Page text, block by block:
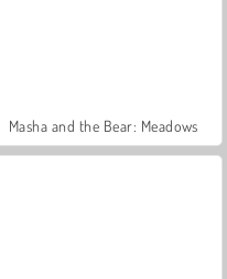
Masha and the Bear: Meadows